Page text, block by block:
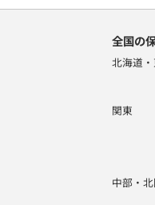
全国の
北海道
関東
中部・